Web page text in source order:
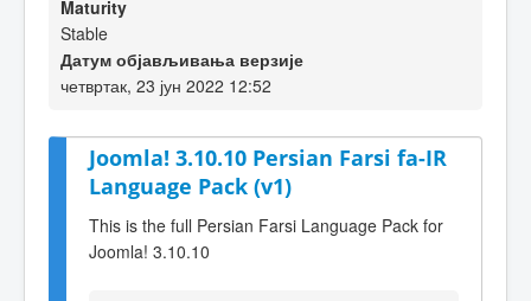
Maturity
Stable
Датум објављивања верзије
четвртак, 23 јун 2022 12:52
Joomla! 3.10.10 Persian Farsi fa-IR
Language Pack (v1)
This is the full Persian Farsi Language Pack for
Joomla! 3.10.10